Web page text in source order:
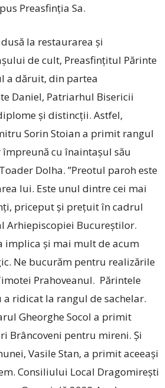
Preasfinția Sa.
la restaurarea și
de cult, Preasfințitul Părinte
a dăruit, din partea
Daniel, Patriarhul Bisericii
și distincții. Astfel,
Sorin Stoian a primit rangul
cu înaintașul său
Dolha. ”Preotul paroh este
lui. Este unul dintre cei mai
priceput și prețuit în cadrul
Arhiepiscopiei Bu­cureștilor.
implica și mai mult de acum
Ne bucurăm pentru realizările
Prahoveanul. Părintele
ridicat la rangul de sachelar.
Gheorghe Socol a primit
Brâncoveni pentru mireni. Și
Vasile Stan, a primit aceeași
Consiliului Local Dragomirești